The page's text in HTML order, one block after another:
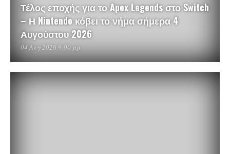
Τέλος εποχής για το Apex Legends στο Switch
– Η Nintendo κόβει το νήμα σήμερα 4
Αυγούστου 2026
04 Αυγ 2026 9:00 μμ